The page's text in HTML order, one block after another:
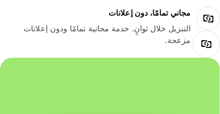
مجاني تمامًا، دون إعلانات
التنزيل خلال ثوانٍ. خدمة مجانية تمامًا ودون إعلانات
مزعجة.